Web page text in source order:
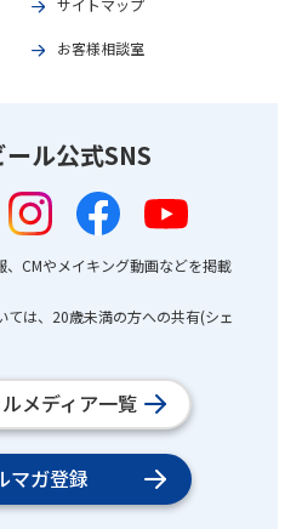
サイトマップ
お客様相談室
ル公式SNS
CMやメイキング動画などを掲載
は、20歳未満の方への共有(シェ
メディア一覧
マガ登録